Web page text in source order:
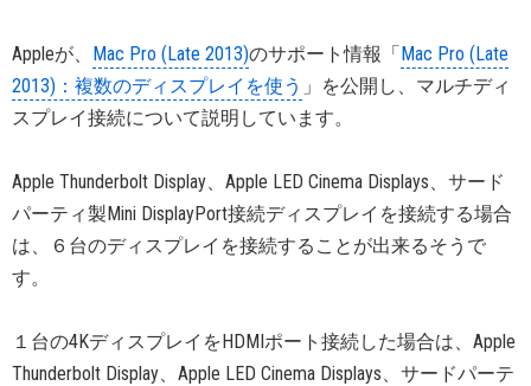
Appleが、 Mac Pro (Late 2013)のサポート情報「Mac Pro (Late
2013)：複数のディスプレイを使う 」を公開し、マルチディ
スプレイ接続について説明しています。
Apple Thunderbolt Display、Apple LED Cinema Displays、サード
パーティ製Mini DisplayPort接続ディスプレイを接続する場合
は、６台のディスプレイを接続することが出来るそうで
す。
１台の4KディスプレイをHDMIポート接続した場合は、Apple
Thunderbolt Display、Apple LED Cinema Displays、サードパーテ